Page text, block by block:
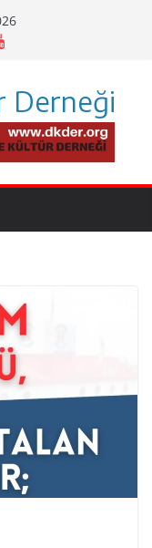
Derneği